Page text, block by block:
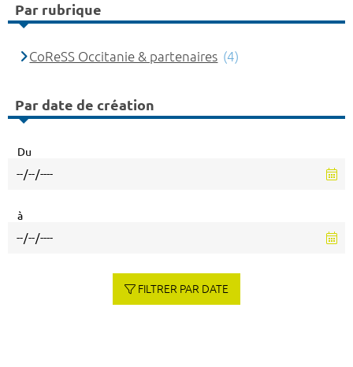
Par rubrique
CoReSS Occitanie & partenaires (4)
Par date de création
Du
à
FILTRER PAR DATE